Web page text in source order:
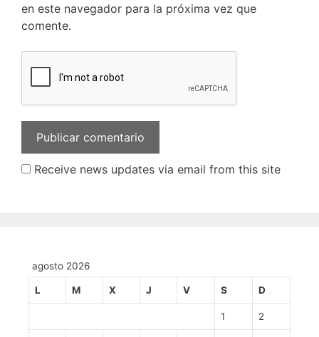
en este navegador para la próxima vez que
comente.
Receive news updates via email from this site
agosto 2026
L M X J V S D
1 2